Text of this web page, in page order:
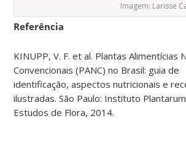
Imagem: Larisse
Referência
KINUPP, V. F. et al. Plantas Alimentícias
Convencionais (PANC) no Brasil: guia de
identificação, aspectos nutricionais e
ilustradas. São Paulo: Instituto
Estudos de Flora, 2014.